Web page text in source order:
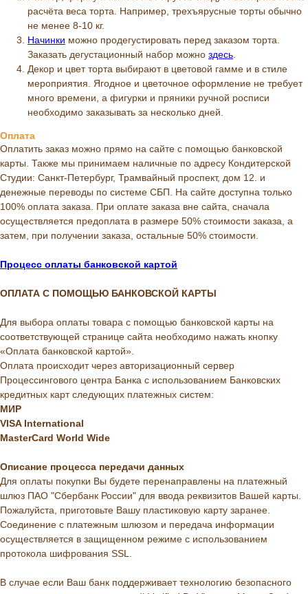
расчёта веса торта. Например, трехъярусные торты обычно
не менее 8-10 кг.
Начинки можно продегустировать перед заказом торта.
Заказать дегустационный набор можно здесь.
Декор и цвет торта выбирают в цветовой гамме и в стиле
мероприятия. Ягодное и цветочное оформление не требует
много времени, а фигурки и пряники ручной росписи
необходимо заказывать за несколько дней.
Оплата
Оплатить заказ можно прямо на сайте с помощью банковской
карты. Также мы принимаем наличные по адресу Кондитерской
Студии: Санкт-Петербург, Трамвайный проспект, дом 12. и
денежные переводы по системе СБП. На сайте доступна только
100% оплата заказа. При оплате заказа вне сайта, сначала
осуществляется предоплата в размере 50% стоимости заказа, а
затем, при получении заказа, остальные 50% стоимости.
Процесс оплаты банковской картой
ОПЛАТА С ПОМОЩЬЮ БАНКОВСКОЙ КАРТЫ
Для выбора оплаты товара с помощью банковской карты на
соответствующей странице сайта необходимо нажать кнопку
«Оплата банковской картой».
Оплата происходит через авторизационный сервер
Процессингового центра Банка с использованием Банковских
кредитных карт следующих платежных систем:
МИР
VISA International
MasterCard World Wide
Описание процесса передачи данных
Для оплаты покупки Вы будете перенаправлены на платежный
шлюз ПАО "Сбербанк России" для ввода реквизитов Вашей карты.
Пожалуйста, приготовьте Вашу пластиковую карту заранее.
Соединение с платежным шлюзом и передача информации
осуществляется в защищенном режиме с использованием
протокола шифрования SSL.
В случае если Ваш банк поддерживает технологию безопасного